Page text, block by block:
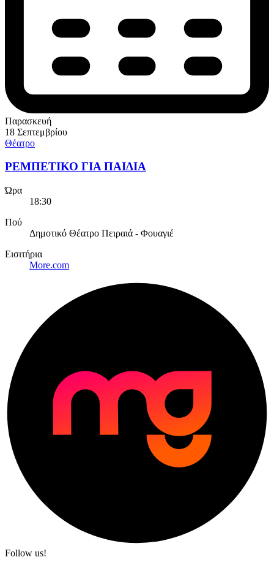
Παρασκευή
18 Σεπτεμβρίου
Θέατρο
ΡΕΜΠΕΤΙΚΟ ΓΙΑ ΠΑΙΔΙΑ
Ώρα
18:30
Πού
Δημοτικό Θέατρο Πειραιά - Φουαγιέ
Εισιτήρια
More.com
Follow us!